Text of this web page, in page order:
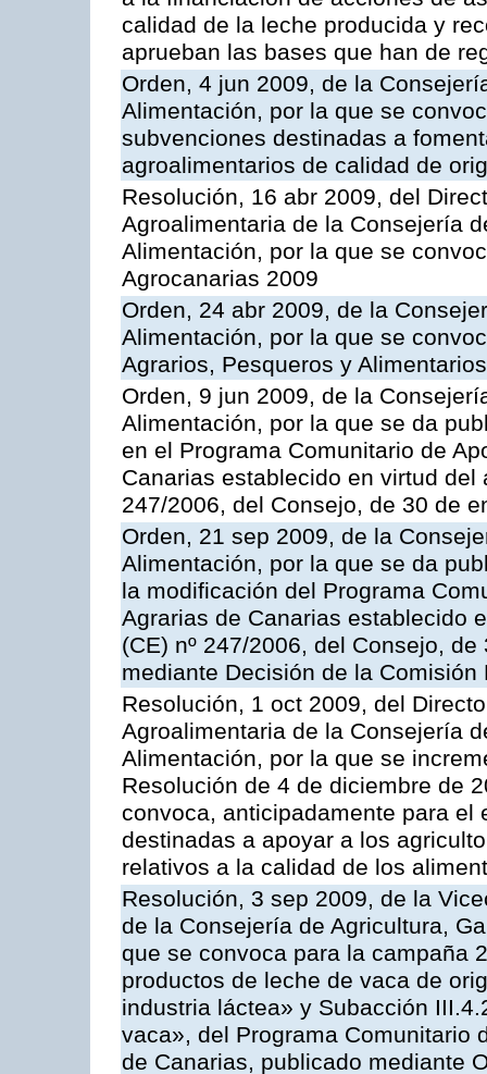
calidad de la leche producida y
aprueban las bases que han de
Orden, 4 jun 2009, de la
Alimentación, por la que se
subvenciones destinadas a
agroalimentarios de calidad de
Resolución, 16 abr 2009, del
Agroalimentaria de la Consejería
Alimentación, por la que se
Agrocanarias 2009
Orden, 24 abr 2009, de la
Alimentación, por la que se
Agrarios, Pesqueros y
Orden, 9 jun 2009, de la
Alimentación, por la que se da
en el Programa Comunitario de
Canarias establecido en virtud
247/2006, del Consejo, de 30 de
Orden, 21 sep 2009, de la
Alimentación, por la que se da
la modificación del Programa
Agrarias de Canarias establecido
(CE) nº 247/2006, del Consejo,
mediante Decisión de la
Resolución, 1 oct 2009, del
Agroalimentaria de la Consejería
Alimentación, por la que se
Resolución de 4 de diciembre de
convoca, anticipadamente para el
destinadas a apoyar a los
relativos a la calidad de los
Resolución, 3 sep 2009, de la
de la Consejería de Agricultura,
que se convoca para la campaña
productos de leche de vaca de
industria láctea» y Subacción
vaca», del Programa Comunitario
de Canarias, publicado mediante